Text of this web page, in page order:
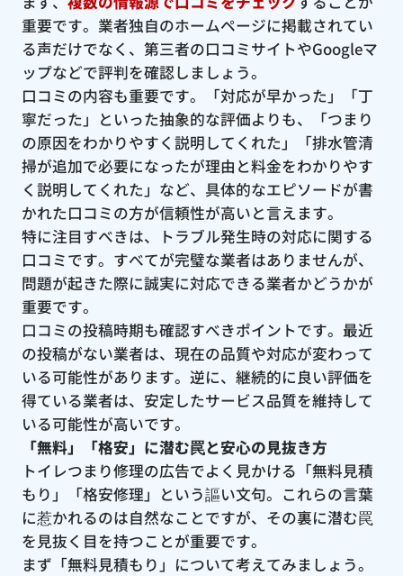
重要です。業者独自のホームページに掲載されてい
る声だけでなく、第三者の口コミサイトやGoogleマ
ップなどで評判を確認しましょう。
口コミの内容も重要です。「対応が早かった」「丁
寧だった」といった抽象的な評価よりも、「つまり
の原因をわかりやすく説明してくれた」「排水管清
掃が追加で必要になったが理由と料金をわかりやす
く説明してくれた」など、具体的なエピソードが書
かれた口コミの方が信頼性が高いと言えます。
特に注目すべきは、トラブル発生時の対応に関する
口コミです。すべてが完璧な業者はありませんが、
問題が起きた際に誠実に対応できる業者かどうかが
重要です。
口コミの投稿時期も確認すべきポイントです。最近
の投稿がない業者は、現在の品質や対応が変わって
いる可能性があります。逆に、継続的に良い評価を
得ている業者は、安定したサービス品質を維持して
いる可能性が高いです。
「無料」「格安」に潜む罠と安心の見抜き方
トイレつまり修理の広告でよく見かける「無料見積
もり」「格安修理」という謳い文句。これらの言葉
に惹かれるのは自然なことですが、その裏に潜む罠
を見抜く目を持つことが重要です。
まず「無料見積もり」について考えてみましょう。